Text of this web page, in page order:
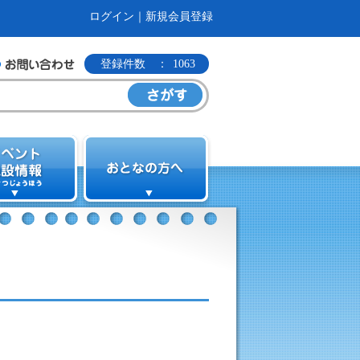
ログイン 新規会員登録
登録件数 ： 1063